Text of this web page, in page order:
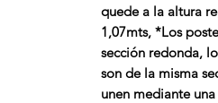
quede a la altura
1,07mts, *Los
sección redonda,
son de la misma
unen mediante